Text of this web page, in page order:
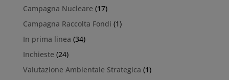
Campagna Nucleare (17)
Campagna Raccolta Fondi (1)
In prima linea (34)
Inchieste (24)
Valutazione Ambientale Strategica (1)